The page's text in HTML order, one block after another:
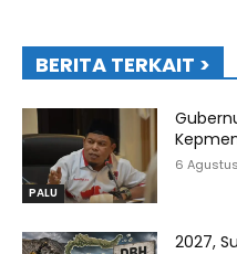
BERITA TERKAIT >
PALU
6
2027,